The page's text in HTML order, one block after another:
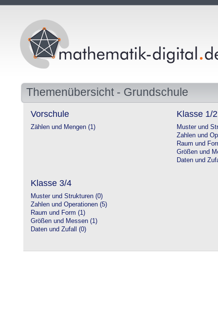
Themenübersicht - Grundschule
Vorschule
Zählen und Mengen (1)
Klasse 1/2
Muster und
Zahlen und
Raum und
Größen und
Daten und
Klasse 3/4
Muster und Strukturen (0)
Zahlen und Operationen (5)
Raum und Form (1)
Größen und Messen (1)
Daten und Zufall (0)